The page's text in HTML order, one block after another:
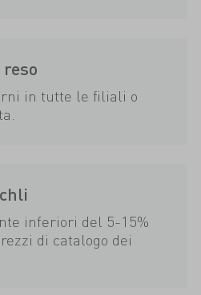
in tutte le filiali o
inferiori del 5-15%
di catalogo dei